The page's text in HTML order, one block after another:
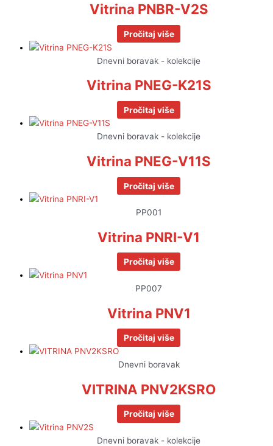
Vitrina PNBR-V2S
Pročitaj više
Dnevni boravak - kolekcije
Vitrina PNEG-K21S
Pročitaj više
Dnevni boravak - kolekcije
Vitrina PNEG-V11S
Pročitaj više
PP001
Vitrina PNRI-V1
Pročitaj više
PP007
Vitrina PNV1
Pročitaj više
Dnevni boravak
VITRINA PNV2KSRO
Pročitaj više
Dnevni boravak - kolekcije